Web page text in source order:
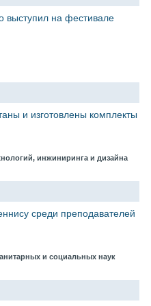
выступил на фестивале
и изготовлены комплекты
инжиниринга и дизайна
среди преподавателей
и социальных наук